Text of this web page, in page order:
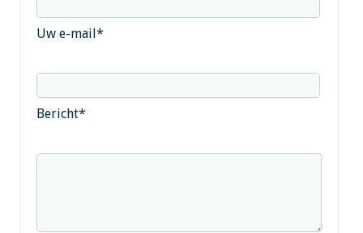
Uw e-mail*
Bericht*